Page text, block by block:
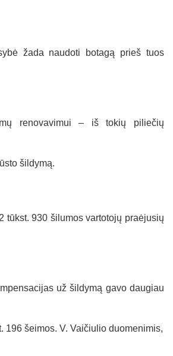
žada naudoti botagą prieš tuos
renovavimui – iš tokių piliečių
šildymą.
tūkst. 930 šilumos vartotojų praėjusių
už šildymą gavo daugiau
196 šeimos. V. Vaičiulio duomenimis,